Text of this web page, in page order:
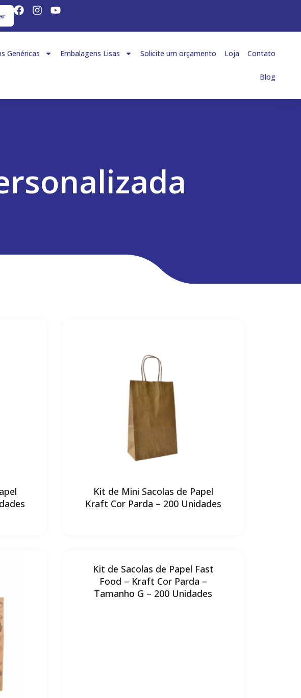
Genéricas Embalagens Lisas Solicite um orçamento Loja Contato
Blog
Kit de Mini Sacolas de Papel
Kraft Cor Parda – 200 Unidades
Kit de Sacolas de Papel Fast
Food – Kraft Cor Parda –
Tamanho G – 200 Unidades